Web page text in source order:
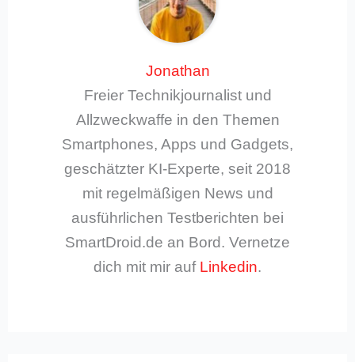
Jonathan
Freier Technikjournalist und
Allzweckwaffe in den Themen
Smartphones, Apps und Gadgets,
geschätzter KI-Experte, seit 2018
mit regelmäßigen News und
ausführlichen Testberichten bei
SmartDroid.de an Bord. Vernetze
dich mit mir auf Linkedin.